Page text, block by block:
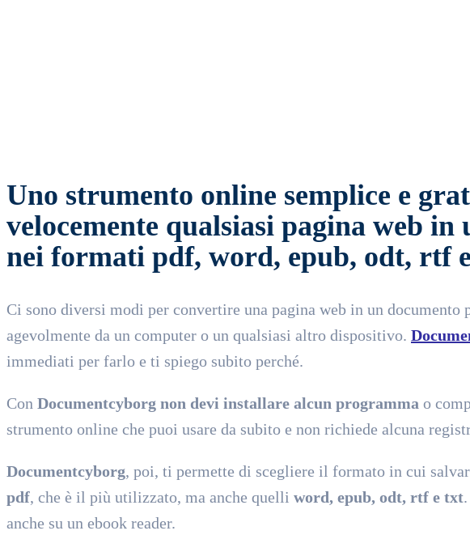
Uno strumento online semplice e
velocemente qualsiasi pagina web
nei formati pdf, word, epub, odt, rtf
Ci sono diversi modi per convertire una pagina web in un
agevolmente da un computer o un qualsiasi altro dispositivo.
immediati per farlo e ti spiego subito perché.
Con Documentcyborg non devi installare alcun programma o
strumento online che puoi usare da subito e non richiede alcuna
Documentcyborg, poi, ti permette di scegliere il formato in cui
pdf, che è il più utilizzato, ma anche quelli word, epub, odt, rtf e txt
anche su un ebook reader.